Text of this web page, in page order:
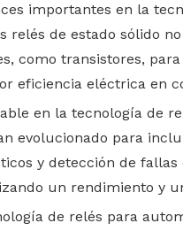
importantes en la
relés de estado sólido
como transistores,
eficiencia eléctrica en
en la tecnología de
evolucionado para
y detección de
un rendimiento y
de relés para